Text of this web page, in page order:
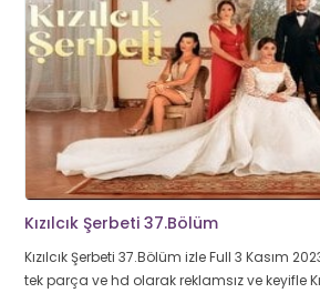
Kızılcık Şerbeti 37.Bölüm
Kızılcık Şerbeti 37.Bölüm izle Full 3 Kasım
tek parça ve hd olarak reklamsız ve keyifle